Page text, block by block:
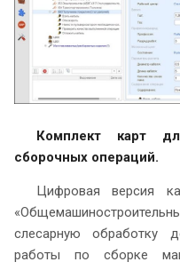
Комплект карт
сборочных операций.
Цифровая версия
слесарную обработку
работы по сборке